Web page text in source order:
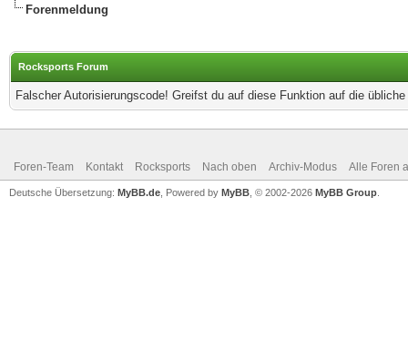
Forenmeldung
Rocksports Forum
Falscher Autorisierungscode! Greifst du auf diese Funktion auf die
Foren-Team Kontakt Rocksports Nach oben Archiv-Modus Alle Foren
Deutsche Übersetzung: MyBB.de , Powered by MyBB , © 2002-2026 MyBB Group